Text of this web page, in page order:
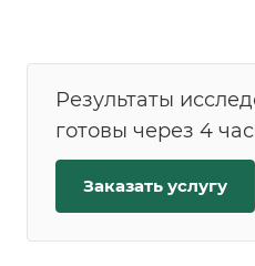
Результаты
готовы через 4
Заказать услугу